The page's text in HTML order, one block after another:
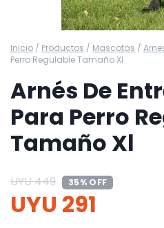
Inicio / Productos / Mascotas /
Perro Regulable Tamaño Xl
Arnés De
Para Perro
Tamaño Xl
UYU449 35% OFF
UYU 291